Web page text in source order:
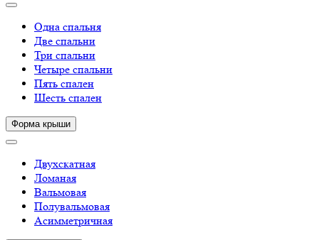
Одна спальня
Две спальни
Три спальни
Четыре спальни
Пять спален
Шесть спален
Форма крыши
Двухскатная
Ломаная
Вальмовая
Полувальмовая
Асимметричная